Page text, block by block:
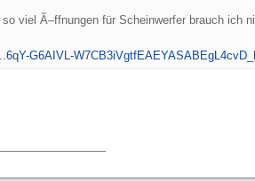
viel Ã–ffnungen für Scheinwerfer brauch
6qY-G6AIVL-